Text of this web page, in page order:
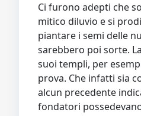
Ci furono adepti che
mitico diluvio e si
piantare i semi delle
sarebbero poi sorte.
suoi templi, per
prova. Che infatti sia
alcun precedente
fondatori